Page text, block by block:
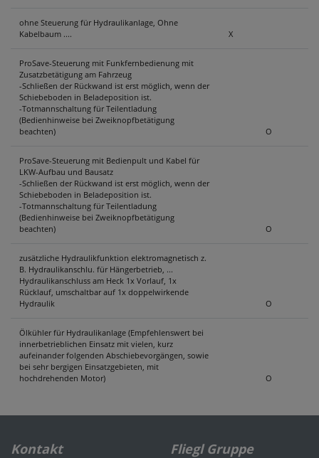
ohne Steuerung für Hydraulikanlage, Ohne
Kabelbaum ....
X
ProSave-Steuerung mit Funkfernbedienung mit
Zusatzbetätigung am Fahrzeug
-Schließen der Rückwand ist erst möglich, wenn der
Schiebeboden in Beladeposition ist.
-Totmannschaltung für Teilentladung
(Bedienhinweise bei Zweiknopfbetätigung
beachten)
O
ProSave-Steuerung mit Bedienpult und Kabel für
LKW-Aufbau und Bausatz
-Schließen der Rückwand ist erst möglich, wenn der
Schiebeboden in Beladeposition ist.
-Totmannschaltung für Teilentladung
(Bedienhinweise bei Zweiknopfbetätigung
beachten)
O
zusätzliche Hydraulikfunktion elektromagnetisch z.
B. Hydraulikanschlu. für Hängerbetrieb, ...
Hydraulikanschluss am Heck 1x Vorlauf, 1x
Rücklauf, umschaltbar auf 1x doppelwirkende
Hydraulik
O
Ölkühler für Hydraulikanlage (Empfehlenswert bei
innerbetrieblichen Einsatz mit vielen, kurz
aufeinander folgenden Abschiebevorgängen, sowie
bei sehr bergigen Einsatzgebieten, mit
hochdrehenden Motor)
O
Kontakt Fliegl Gruppe